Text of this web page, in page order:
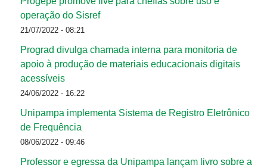
operação do Sisref
21/07/2022 - 08:21
Prograd divulga chamada interna para monitoria de
apoio à produção de materiais educacionais digitais
acessíveis
24/06/2022 - 16:22
Unipampa implementa Sistema de Registro Eletrônico
de Frequência
08/06/2022 - 09:46
Professor e egressa da Unipampa lançam livro sobre a